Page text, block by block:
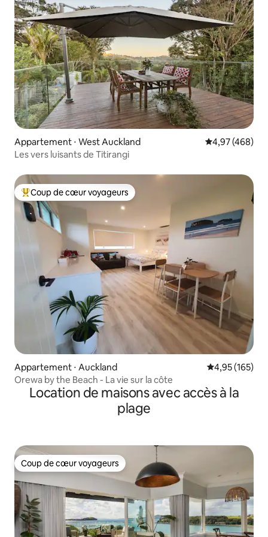
Appartement ⋅ West Auckland Évaluation
4,97 (468)
Les vers luisants de Titirangi
Coups de cœur voyageurs les plus appréciés
Coup de cœur voyageurs
Appartement ⋅ Auckland Évaluation
4,95 (165)
Orewa by the Beach - La vie sur la côte
Location de maisons avec accès à la
plage
Coup de cœur voyageurs
Coup de cœur voyageurs